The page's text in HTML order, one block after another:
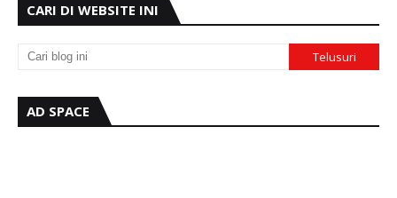
CARI DI WEBSITE INI
AD SPACE